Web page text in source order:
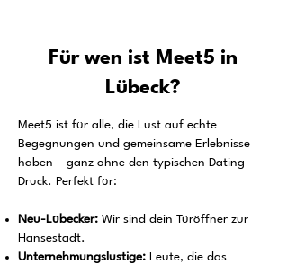
Für wen ist Meet5 in
Lübeck?
Meet5 ist für alle, die Lust auf echte
Begegnungen und gemeinsame Erlebnisse
haben – ganz ohne den typischen Dating-
Druck. Perfekt für:
Neu-Lübecker: Wir sind dein Türöffner zur
Hansestadt.
Unternehmungslustige: Leute, die das